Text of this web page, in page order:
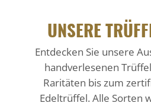
UNSERE
Entdecken Sie unsere
handverlesenen
Raritäten bis zum
Edeltrüffel. Alle Sorten